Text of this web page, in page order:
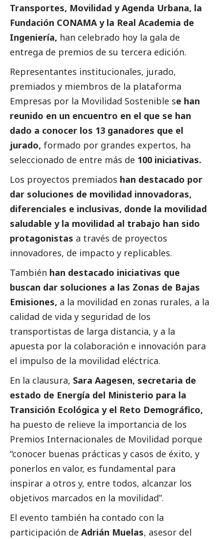
Transportes, Movilidad y Agenda Urbana, la
Fundación CONAMA y la Real Academia de
Ingeniería, han celebrado hoy la gala de
entrega de premios de su tercera edición.
Representantes institucionales, jurado,
premiados y miembros de la plataforma
Empresas por la Movilidad Sostenible se han
reunido en un encuentro en el que se han
dado a conocer los 13 ganadores que el
jurado, formado por grandes expertos, ha
seleccionado de entre más de 100 iniciativas.
Los proyectos premiados han destacado por
dar soluciones de movilidad innovadoras,
diferenciales e inclusivas, donde la movilidad
saludable y la movilidad al trabajo han sido
protagonistas a través de proyectos
innovadores, de impacto y replicables.
También han destacado iniciativas que
buscan dar soluciones a las Zonas de Bajas
Emisiones, a la movilidad en zonas rurales, a la
calidad de vida y seguridad de los
transportistas de larga distancia, y a la
apuesta por la colaboración e innovación para
el impulso de la movilidad eléctrica.
En la clausura, Sara Aagesen, secretaria de
estado de Energía del Ministerio para la
Transición Ecológica y el Reto Demográfico,
ha puesto de relieve la importancia de los
Premios Internacionales de Movilidad porque
“conocer buenas prácticas y casos de éxito, y
ponerlos en valor, es fundamental para
inspirar a otros y, entre todos, alcanzar los
objetivos marcados en la movilidad”.
El evento también ha contado con la
participación de Adrián Muelas, asesor del